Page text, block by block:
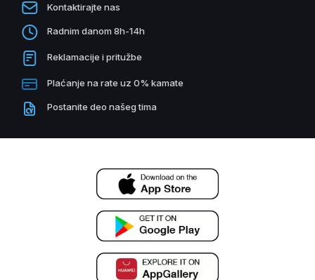
Kontaktirajte nas
Radnim danom 8h-14h
Reklamacije i pritužbe
Plaćanje na rate uz 0% kamate
Postanite deo našeg tima